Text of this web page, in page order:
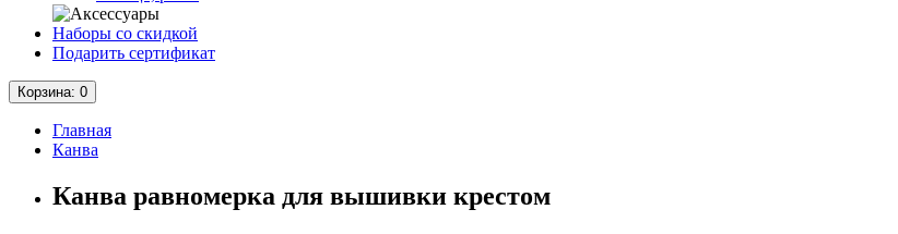
Наборы со скидкой
Подарить сертификат
Корзина: 0
Главная
Канва
Канва равномерка для вышивки крестом